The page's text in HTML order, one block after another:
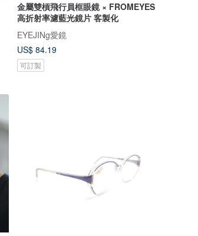
金屬雙槓飛行員框眼鏡 × FROMEYES
高折射率濾藍光鏡片 客製化
EYEJINg愛鏡
US$ 84.19
可訂製